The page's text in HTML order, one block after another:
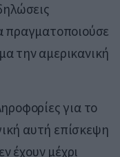
πραγματοποιούσε
την αμερικανική
για το
αυτή επίσκεψη
έχουν μέχρι